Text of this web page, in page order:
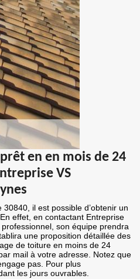
en en mois de 24
VS
il est possible d’obtenir un
effet, en contactant Entreprise
son équipe prendra
une proposition détaillée des
de toiture en moins de 24
mail à votre adresse. Notez que
pas. Pour plus
les jours ouvrables.